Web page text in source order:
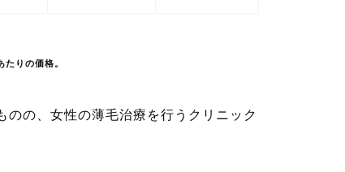
りの価格。
の、女性の薄毛治療を行うクリニック